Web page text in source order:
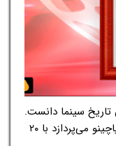
تاریخ سینما دانست.
در این نوشته که به بخش دوم فیلم‌های آل پاچینو می‌پردازد با ۲۰